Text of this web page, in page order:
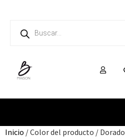
Inicio / Color del producto / Dorado